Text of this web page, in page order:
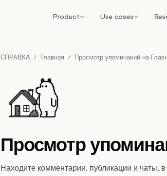
Product Use cases
СПРАВКА / Главная / Просмотр упоминаний на
Просмотр
Находите комментарии, публикации и чаты,